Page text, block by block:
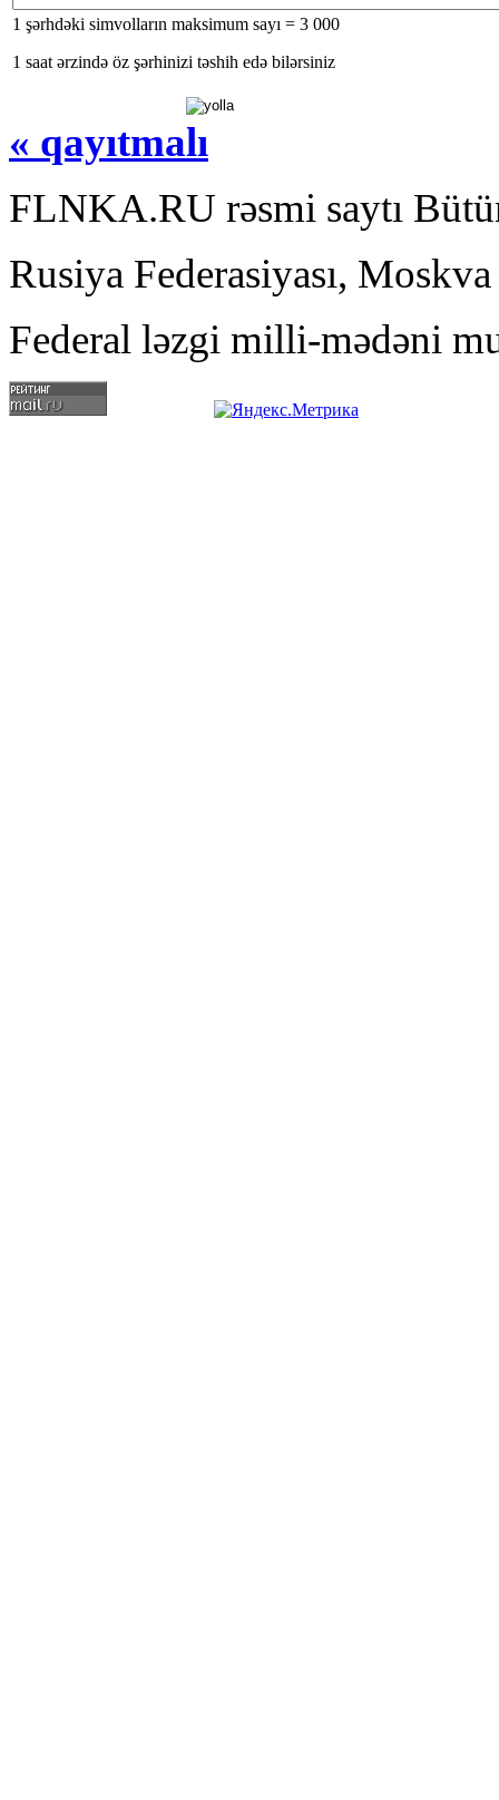
1 şərhdəki simvolların maksimum sayı = 3 000
1 saat ərzində öz şərhinizi təshih edə bilərsiniz
« qayıtmalı
FLNKA.RU rəsmi saytı
Rusiya Federasiyası,
Federal ləzgi milli-mədəni